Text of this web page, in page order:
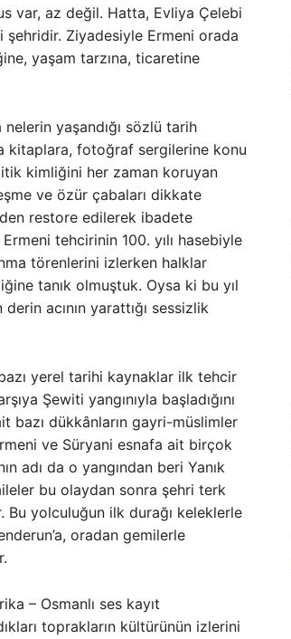
var, az değil. Hatta, Evliya Çelebi
şehridir. Ziyadesiyle Ermeni orada
yaşam tarzına, ticaretine
nelerin yaşandığı sözlü tarih
kitaplara, fotoğraf sergilerine konu
kimliğini her zaman koruyan
ve özür çabaları dikkate
restore edilerek ibadete
tehcirinin 100. yılı hasebiyle
törenlerini izlerken halklar
tanık olmuştuk. Oysa ki bu yıl
acının yarattığı sessizlik
yerel tarihi kaynaklar ilk tehcir
Şewiti yangınıyla başladığını
bazı dükkânların gayri-müslimler
ve Süryani esnafa ait birçok
adı da o yangından beri Yanık
bu olaydan sonra şehri terk
Bu yolculuğun ilk durağı keleklerle
oradan gemilerle
– Osmanlı ses kayıt
toprakların kültürünün izlerini